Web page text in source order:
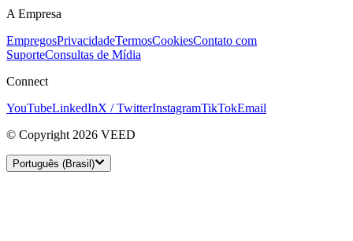
A Empresa
EmpregosPrivacidadeTermosCookiesContato com
SuporteConsultas de Mídia
Connect
YouTubeLinkedInX / TwitterInstagramTikTokEmail
© Copyright 2026 VEED
Português (Brasil)